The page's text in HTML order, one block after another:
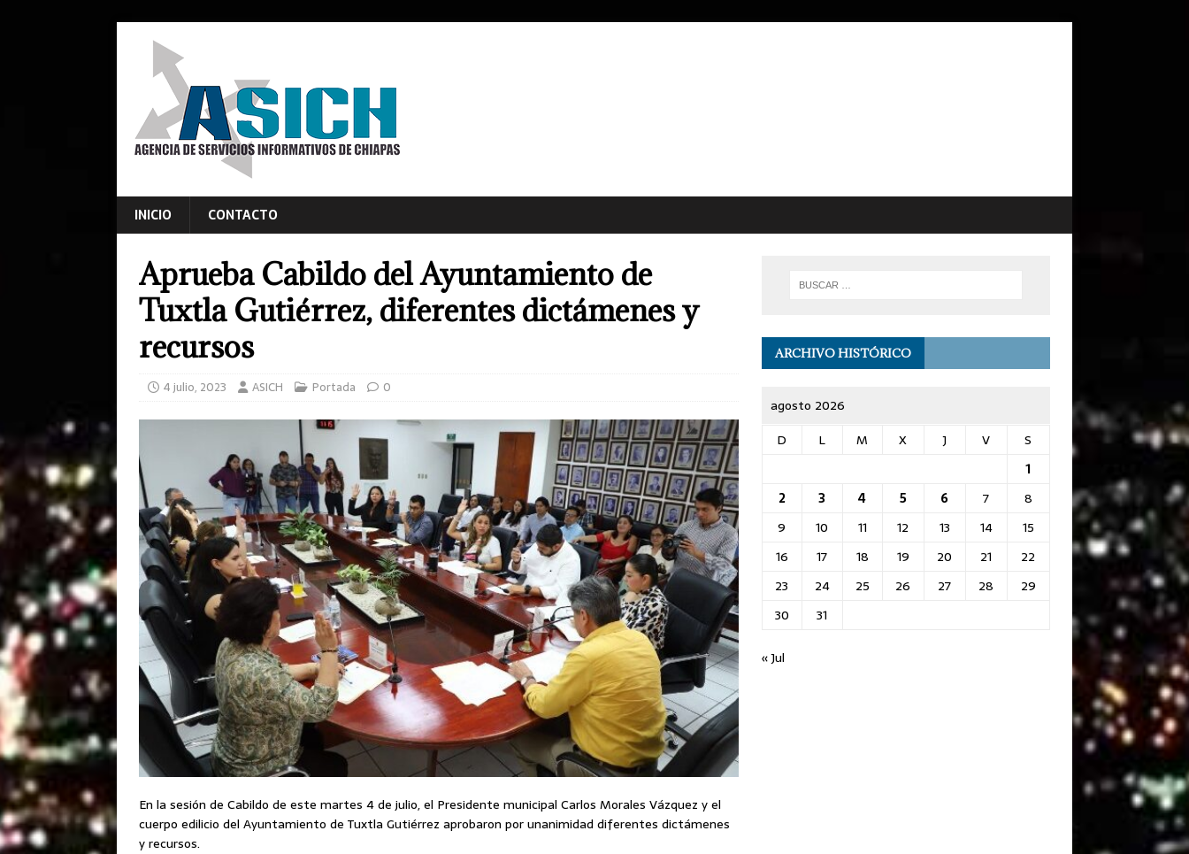
INICIO CONTACTO
Aprueba Cabildo del Ayuntamiento de
Tuxtla Gutiérrez, diferentes dictámenes y
recursos
4 julio, 2023 ASICH Portada 0
En la sesión de Cabildo de este martes 4 de julio, el Presidente municipal Carlos Morales Vázquez y el
cuerpo edilicio del Ayuntamiento de Tuxtla Gutiérrez aprobaron por unanimidad diferentes dictámenes
y recursos.
ARCHIVO HISTÓRICO
agosto 2026
D
L M X J V
S
1
2
3 4 5 6 7
8
9
10 11 12 13 14
15
16
17 18 19 20 21
22
23
24 25 26 27 28
29
30
31
« Jul